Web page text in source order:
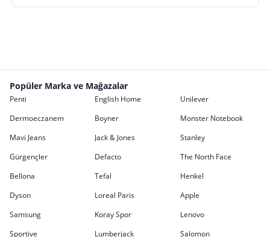
Popüler Marka ve Mağazalar
Penti English Home
Unilever
Dermoeczanem
Boyner
Monster Notebook
Mavi Jeans
Jack & Jones
Stanley
Gürgençler
Defacto
The North Face
Bellona
Tefal
Henkel
Dyson
Loreal Paris
Apple
Samsung
Koray Spor
Lenovo
Sportive
Lumberjack Salomon